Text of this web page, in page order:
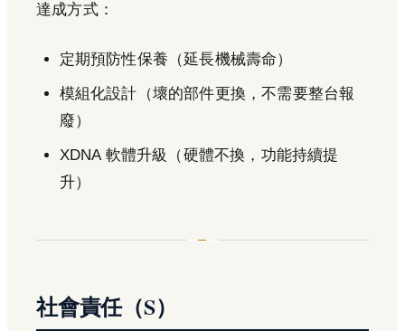
達成方式：
定期預防性保養（延長機械壽命）
模組化設計（壞的部件更換，不需要整台報
廢）
XDNA 軟體升級（硬體不換，功能持續提
升）
社會責任（S）